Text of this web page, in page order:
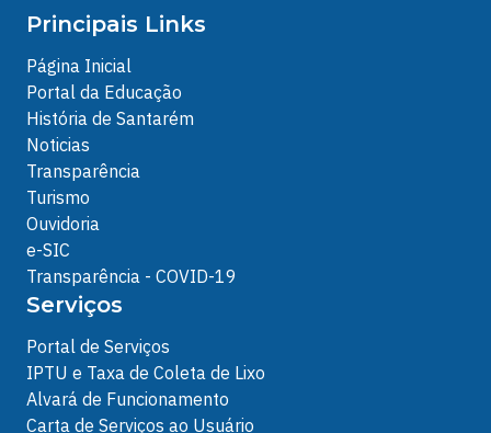
Principais Links
Página Inicial
Portal da Educação
História de Santarém
Noticias
Transparência
Turismo
Ouvidoria
e-SIC
Transparência - COVID-19
Serviços
Portal de Serviços
IPTU e Taxa de Coleta de Lixo
Alvará de Funcionamento
Carta de Serviços ao Usuário